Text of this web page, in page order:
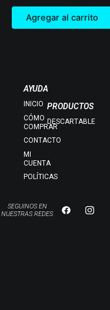
0
Agregar al carrito
AYUDA
INICIO
CÓMO
COMPRAR
CONTACTO
MI
CUENTA
POLÍTICAS
PRODUCTOS
DESCARTABLE
SEGUINOS EN
NUESTRAS REDES